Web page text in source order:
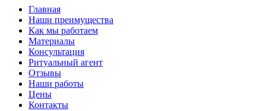
Главная
Наши преимущества
Как мы работаем
Материалы
Консультация
Ритуальный агент
Отзывы
Наши работы
Цены
Контакты